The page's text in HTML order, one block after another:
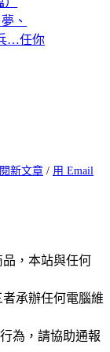
、
…任你
新文章 / 用 Email
，本站與任何
承辦任何電腦維
為，請協助通報